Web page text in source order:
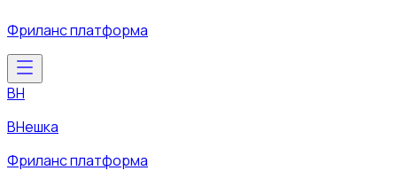
Фриланс платформа
ВН
ВНешка
Фриланс платформа